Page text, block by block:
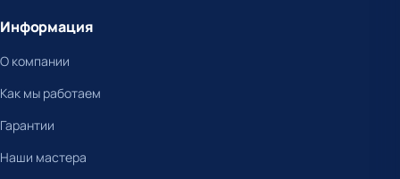
Информация
О компании
Как мы работаем
Гарантии
Наши мастера